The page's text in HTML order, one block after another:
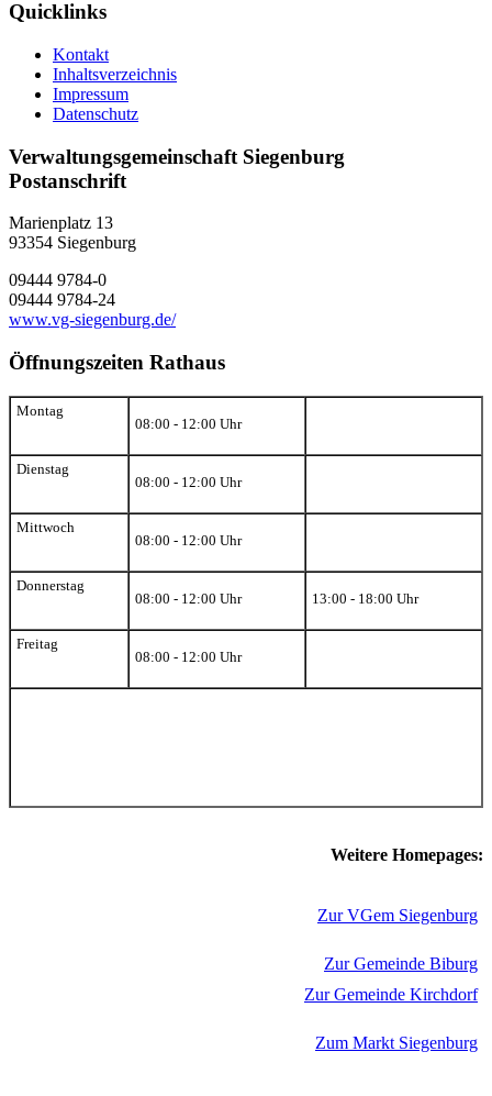
Quicklinks
Kontakt
Inhaltsverzeichnis
Impressum
Datenschutz
Verwaltungsgemeinschaft Siegenburg
Postanschrift
Marienplatz 13
93354 Siegenburg
09444 9784-0
09444 9784-24
www.vg-siegenburg.de/
Öffnungszeiten Rathaus
Montag
08:00 - 12:00 Uhr
Dienstag
08:00 - 12:00 Uhr
Mittwoch
08:00 - 12:00 Uhr
Donnerstag
08:00 - 12:00 Uhr
13:00 - 18:00 Uhr
Freitag
08:00 - 12:00 Uhr
Weitere Homepages:
Zur VGem Siegenburg
Zur Gemeinde Biburg
Zur Gemeinde Kirchdorf
Zum Markt Siegenburg